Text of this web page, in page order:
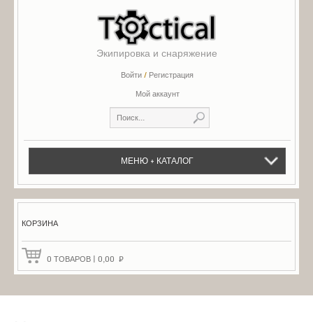
Экипировка и снаряжение
Войти/ Регистрация
Мой аккаунт
МЕНЮ + КАТАЛОГ
КОРЗИНА
0 ТОВАРОВ | 0,00 ₽